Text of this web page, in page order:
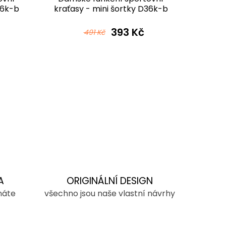
b
kraťasy - mini šortky D36k-b
491 Kč 393 Kč
ORIGINÁLNÍ DESIGN
všechno jsou naše vlastní návrhy